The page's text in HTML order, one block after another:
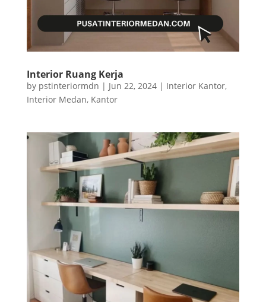
Interior Ruang Kerja
by pstinteriormdn | Jun 22, 2024| Interior Kantor,
Interior Medan, Kantor